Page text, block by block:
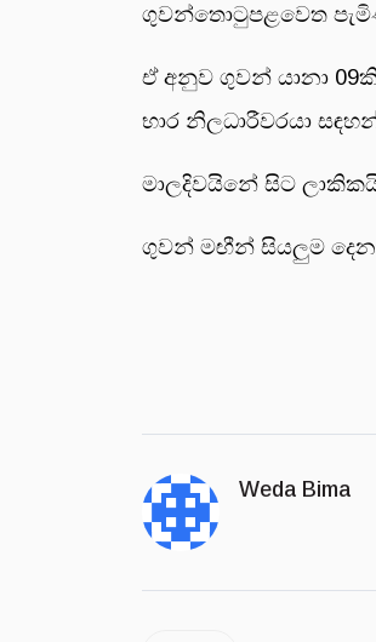
ගුවන්තොටුපළවෙත
ඒ අනුව ගුවන් යානා
භාර නිලධාරීවරයා
මාලදිවයිනේ සිට
ගුවන් මඟීන් සියලුම
Weda Bima